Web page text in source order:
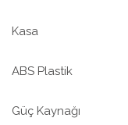
Kasa
ABS Plastik
Güç Kaynağı